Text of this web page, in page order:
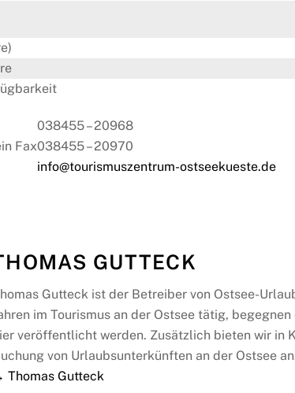
038455 – 20968
Fax038455 – 20970
info@tourismuszentrum-ostseekueste.de
GUTTECK
Gutteck ist der Betreiber von Ostsee-
im Tourismus an der Ostsee tätig,
veröffentlicht werden. Zusätzlich bieten wir in
von Urlaubsunterkünften an der Ostsee
Thomas Gutteck